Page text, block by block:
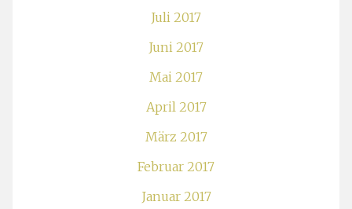
Juli 2017
Juni 2017
Mai 2017
April 2017
März 2017
Februar 2017
Januar 2017